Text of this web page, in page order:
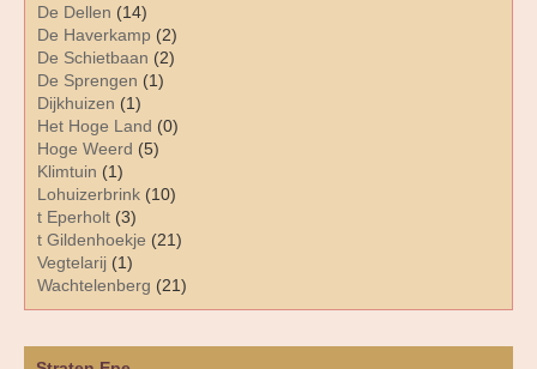
De Dellen (14)
De Haverkamp (2)
De Schietbaan (2)
De Sprengen (1)
Dijkhuizen (1)
Het Hoge Land (0)
Hoge Weerd (5)
Klimtuin (1)
Lohuizerbrink (10)
t Eperholt (3)
t Gildenhoekje (21)
Vegtelarij (1)
Wachtelenberg (21)